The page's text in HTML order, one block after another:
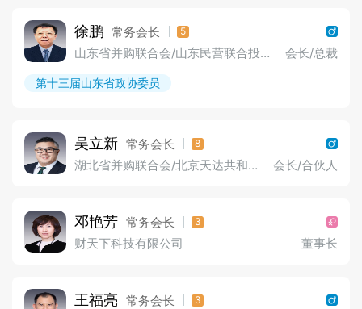
徐鹏 常务会长 5
山东省并购联合会/山东民营联合投资控股股份有限公司 会长/总裁
第十三届山东省政协委员
吴立新 常务会长 8
湖北省并购联合会/北京天达共和（武汉）律师事务所 会长/合伙人
邓艳芳 常务会长 3
财天下科技有限公司 董事长
王福亮 常务会长 3